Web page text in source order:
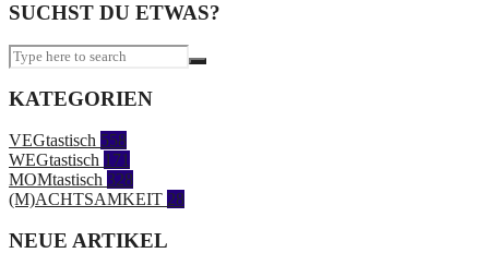
SUCHST DU ETWAS?
KATEGORIEN
VEGtastisch 558
WEGtastisch 171
MOMtastisch 328
(M)ACHTSAMKEIT 28
NEUE ARTIKEL